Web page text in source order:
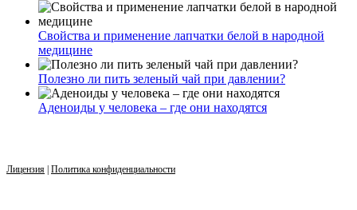
Свойства и применение лапчатки белой в народной
медицине
Полезно ли пить зеленый чай при давлении?
Аденоиды у человека – где они находятся
Лицензия Политика конфиденциальности